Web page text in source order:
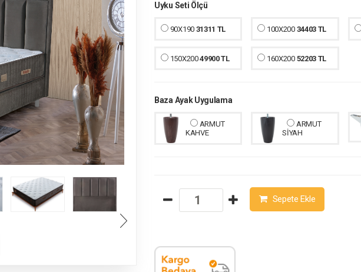
Uyku Seti Ölçü
90X190 31311 TL 100X200 34403 TL
150X20049900 TL 160X200 52203 TL
Baza Ayak Uygulama
ARMUT
KAHVE
ARMUT
SİYAH
Sepete Ekle